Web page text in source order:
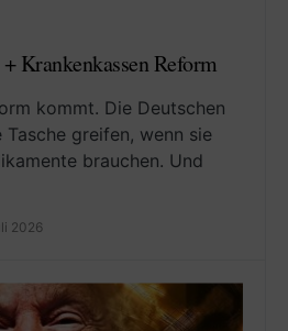
Krankenkassen Reform
kommt. Die Deutschen
greifen, wenn sie
brauchen. Und
2026